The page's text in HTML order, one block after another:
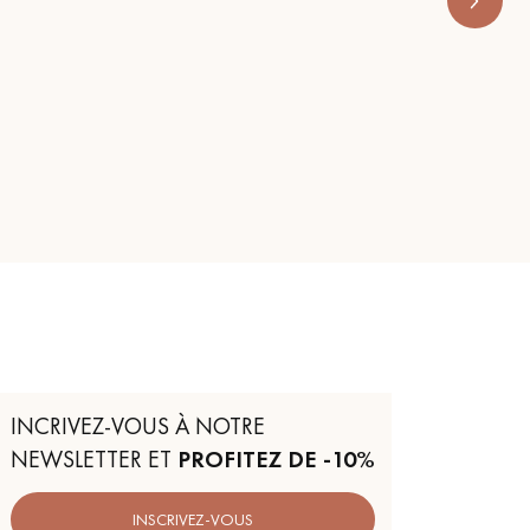
INCRIVEZ-VOUS À NOTRE
NEWSLETTER ET PROFITEZ DE -10%
INSCRIVEZ-VOUS